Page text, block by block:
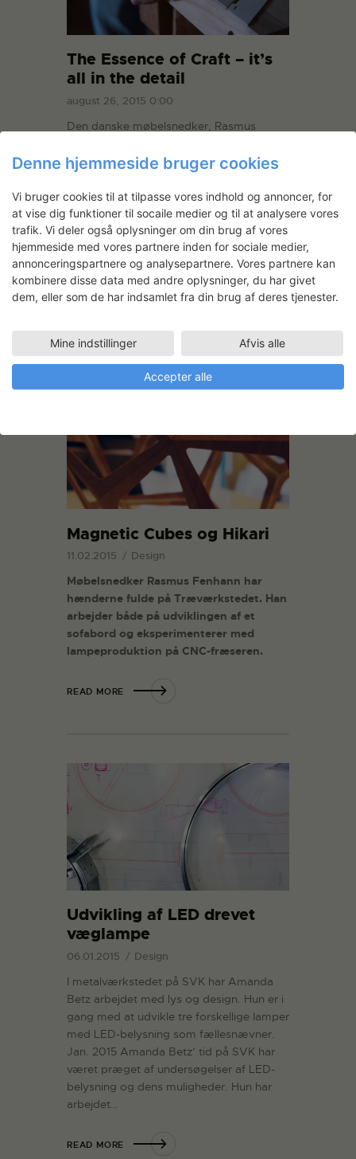
The Essence of Craft – it’s
all in the detail
august 26, 2015 0:00
Den danske møbelsnedker, Rasmus
godt, gedigent håndværk. Han har rejst
en ganske særlig tradition for finesse og
detaljearbejde. Japanerne skaber et rum
for håndværket, som ifølge Fenhann er
ved at forsvinde…
Magnetic Cubes og Hikari
11.02.2015 Design
Møbelsnedker Rasmus Fenhann har
hænderne fulde på Træværkstedet. Han
arbejder både på udviklingen af et
sofabord og eksperimenterer med
lampeproduktion på CNC-fræseren.
READ MORE
Udvikling af LED drevet
væglampe
06.01.2015 Design
I metalværkstedet på SVK har Amanda
Betz arbejdet med lys og design. Hun er i
gang med at udvikle tre forskellige lamper
med LED-belysning som fællesnævner.
Jan. 2015 Amanda Betz’ tid på SVK har
været præget af undersøgelser af LED-
belysning og dens muligheder. Hun har
arbejdet…
READ MORE
Denne hjemmeside bruger cookies
Vi bruger cookies til at tilpasse vores indhold og annoncer, for
at vise dig funktioner til socaile medier og til at analysere vores
trafik. Vi deler også oplysninger om din brug af vores
hjemmeside med vores partnere inden for sociale medier,
annonceringspartnere og analysepartnere. Vores partnere kan
kombinere disse data med andre oplysninger, du har givet
dem, eller som de har indsamlet fra din brug af deres tjenester.
Mine indstillinger Afvis alle
Accepter alle